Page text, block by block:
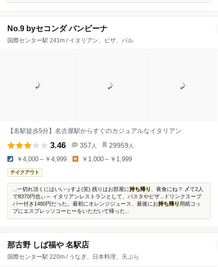
No.9 byセコンダ バンビーナ
国際センター駅 241m / イタリアン、ピザ、バル
【名駅徒歩5分】名古屋駅からすぐのカジュアルなイタリアン
3.46 357 人 29959 人
￥4,000～￥4,999 ￥1,000～￥1,999
テイクアウト
...一切れ頂くにはいいっすよ(笑) 残りはお部屋に持ち帰り
、夜食にね？ 〆て2人
で8370円也ぃ～ イタリアンレストランとして、パスタやピザ...ドリンクスープ
バー付き1480円だった。最初にオレンジジュース、最後にお持ち帰り 用紙コッ
プにエスプレッソコーヒーをいただいて帰った...
那古野 しば福や 名駅店
国際センター駅 220m / うなぎ、日本料理、天ぷら